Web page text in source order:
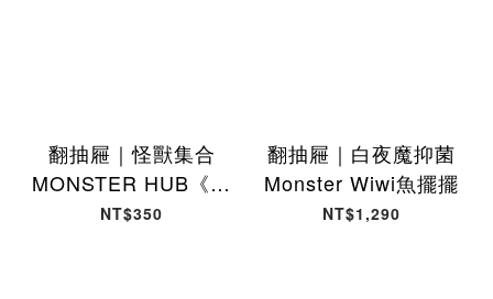
翻抽屜｜怪獸集合
MONSTER HUB《元
氣彈》
NT$350
翻抽屜｜白夜魔抑菌
Monster Wiwi魚擺擺
NT$1,290